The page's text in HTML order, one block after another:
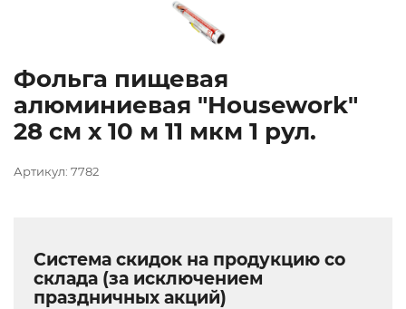
Фольга пищевая
алюминиевая "Housework"
28 см х 10 м 11 мкм 1 рул.
Артикул: 7782
Система скидок на продукцию со
склада (за исключением
праздничных акций)